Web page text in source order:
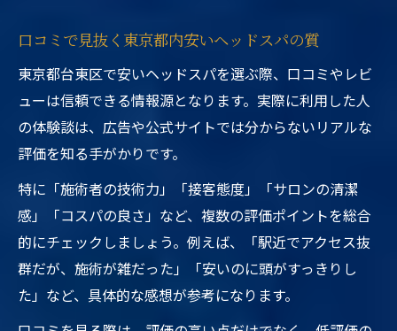
口コミで見抜く東京都内安いヘッドスパの質
東京都台東区で安いヘッドスパを選ぶ際、口コミやレビ
ューは信頼できる情報源となります。実際に利用した人
の体験談は、広告や公式サイトでは分からないリアルな
評価を知る手がかりです。
特に「施術者の技術力」「接客態度」「サロンの清潔
感」「コスパの良さ」など、複数の評価ポイントを総合
的にチェックしましょう。例えば、「駅近でアクセス抜
群だが、施術が雑だった」「安いのに頭がすっきりし
た」など、具体的な感想が参考になります。